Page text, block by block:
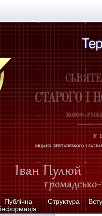
Публічна
інформація
Структура